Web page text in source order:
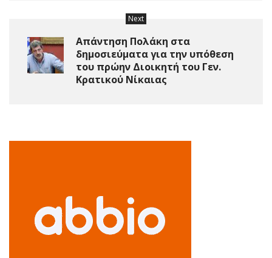
Next
Απάντηση Πολάκη στα
δημοσιεύματα για την υπόθεση
του πρώην Διοικητή του Γεν.
Κρατικού Νίκαιας